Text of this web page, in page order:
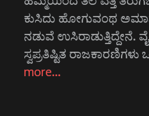
ಕುಸಿದು ಹೋಗುವಂಥ
ನಡುವೆ ಉಸಿರಾಡುತ್ತಿದ್ದೇನೆ.
ಸ್ವಪ್ರತಿಷ್ಟಿತ ರಾಜಕಾರಣಿಗಳು
more…